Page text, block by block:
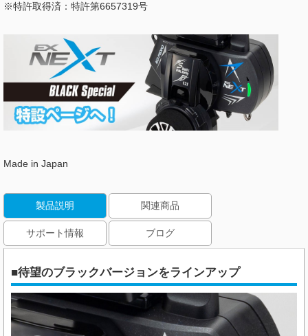
※特許取得済：特許第6657319号
Made in Japan
製品説明 関連商品
サポート情報 ブログ
■待望のブラックバージョンをラインアップ